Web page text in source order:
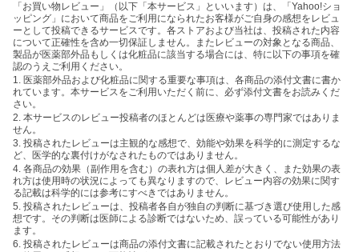
「お買い物レビュー」（以下「本サービス」といいます）は、「Yahoo!ショ
ッピング」において商品をご利用になられたお客様がご自身の感想をレビュ
ーとして投稿できるサービスです。各ストアおよび当社は、投稿された内容
について正確性を含め一切保証しません。またレビューの対象となる商品、
製品が医薬部外品もしくは化粧品に該当する場合には、特に以下の事項を確
認のうえご利用ください。
1. 医薬部外品および化粧品に関する重要な事項は、各商品の添付文書に書か
れています。本サービスをご利用いただく前に、必ず添付文書をお読みくだ
さい。
2. 本サービスのレビュー投稿者のほとんどは医療や薬事の専門家ではありま
せん。
3. 投稿されたレビューは主観的な感想で、効能や効果を科学的に測定するな
ど、医学的な裏付けがなされたものではありません。
4. 各商品の効果（副作用を含む）の表れ方は個人差が大きく、また効果の表
れ方は使用時の状況によっても異なりますので、レビュー内容の効果に関す
る記載は科学的には参考にすべきではありません。
5. 投稿されたレビューは、投稿者各自が独自の判断に基づき選び使用した感
想です。その判断は医師による診断ではないため、誤っている可能性があり
ます。
6. 投稿されたレビューは商品の添付文書に記載されたとおりでない使用方法